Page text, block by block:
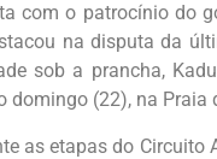
com o patrocínio do
na disputa da
sob a prancha,
(22), na Praia
as etapas do Circuito